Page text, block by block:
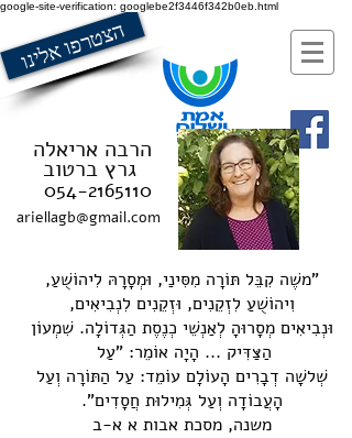
google-site-verification: googlebe2f3446f342b0eb.html
הצטרפו אלינו
הרבה אריאלה
גרץ ברטוב
054-2165110
ariellagb@gmail.com
"משֶׁה קִבֵּל תּוֹרָה מִסִּינַי, וּמְסָרָהּ לִיהוֹשֻׁעַ,
וִיהוֹשֻׁעַ לִזְקֵנִים, וּזְקֵנִים לִנְבִיאִים,
וּנְבִיאִים מְסָרוּהָ לְאַנְשֵׁי כְנֶסֶת הַגְּדוֹלָה. שִׁמְעוֹן
הַצַּדִּיק ... הָיָה אוֹמֵר: "עַל
שְׁלשָׁה דְבָרִים הָעוֹלָם עוֹמֵד: עַל הַתּוֹרָה וְעַל
הָעֲבוֹדָה וְעַל גְּמִילוּת חֲסָדִים".
משנה, מסכת אבות א א-ב